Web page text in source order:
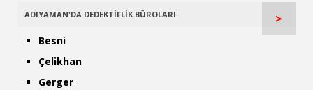
ADIYAMAN'DA DEDEKTİFLİK BÜROLARI >
Besni
Çelikhan
Gerger